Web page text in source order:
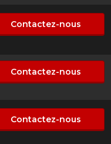
Contactez-nous
Contactez-nous
Contactez-nous